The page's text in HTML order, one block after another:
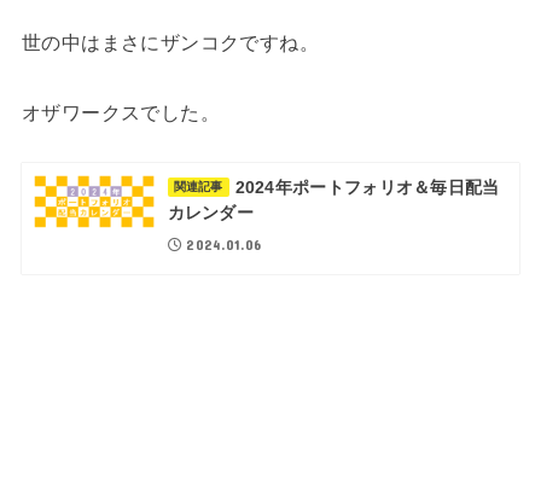
世の中はまさにザンコクですね。
オザワークスでした。
関連記事
2024年ポートフォリオ＆毎日配当
カレンダー
2024.01.06